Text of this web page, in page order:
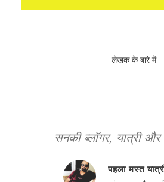
लेखक के बारे में
सनकी ब्लॉगर, यात्री
पहला मस्त